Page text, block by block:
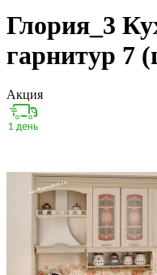
Глория_3
гарнитур 7
Акция